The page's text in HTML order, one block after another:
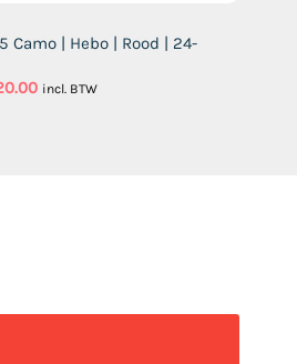
Camo | Hebo | Rood | 24-
Huidige
incl. BTW